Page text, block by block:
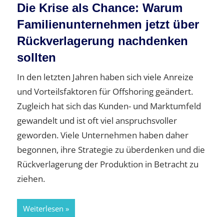
Die Krise als Chance: Warum
Familienunternehmen jetzt über
Rückverlagerung nachdenken
sollten
In den letzten Jahren haben sich viele Anreize
und Vorteilsfaktoren für Offshoring geändert.
Zugleich hat sich das Kunden- und Marktumfeld
gewandelt und ist oft viel anspruchsvoller
geworden. Viele Unternehmen haben daher
begonnen, ihre Strategie zu überdenken und die
Rückverlagerung der Produktion in Betracht zu
ziehen.
Weiterlesen